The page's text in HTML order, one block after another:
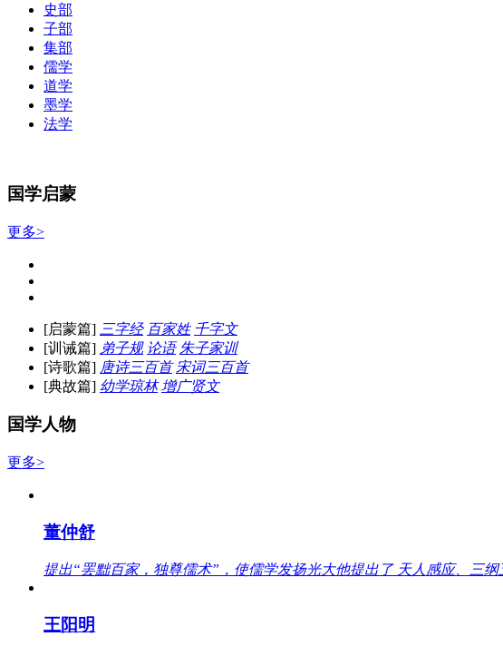
史部
子部
集部
儒学
道学
墨学
法学
国学启蒙
更多>
[启蒙篇] 三字经 百家姓 千字文
[训诫篇] 弟子规 论语 朱子家训
[诗歌篇] 唐诗三百首 宋词三百首
[典故篇] 幼学琼林 增广贤文
国学人物
更多>
董仲舒
提出“罢黜百家，独尊儒术”，使儒学发扬光大他提出了 天人感应、三
王阳明